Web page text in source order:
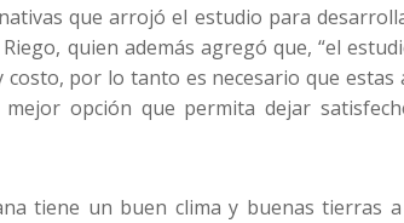
que arrojó el estudio para
quien además agregó que, “el
por lo tanto es necesario que estas
opción que permita dejar
tiene un buen clima y buenas tierras